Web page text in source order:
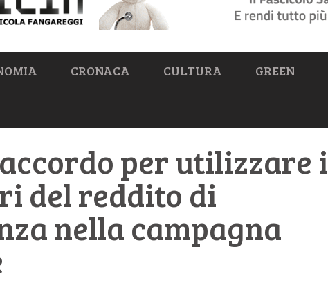
CRONACA CULTURA GREEN
per utilizzare i
del reddito di
nella campagna